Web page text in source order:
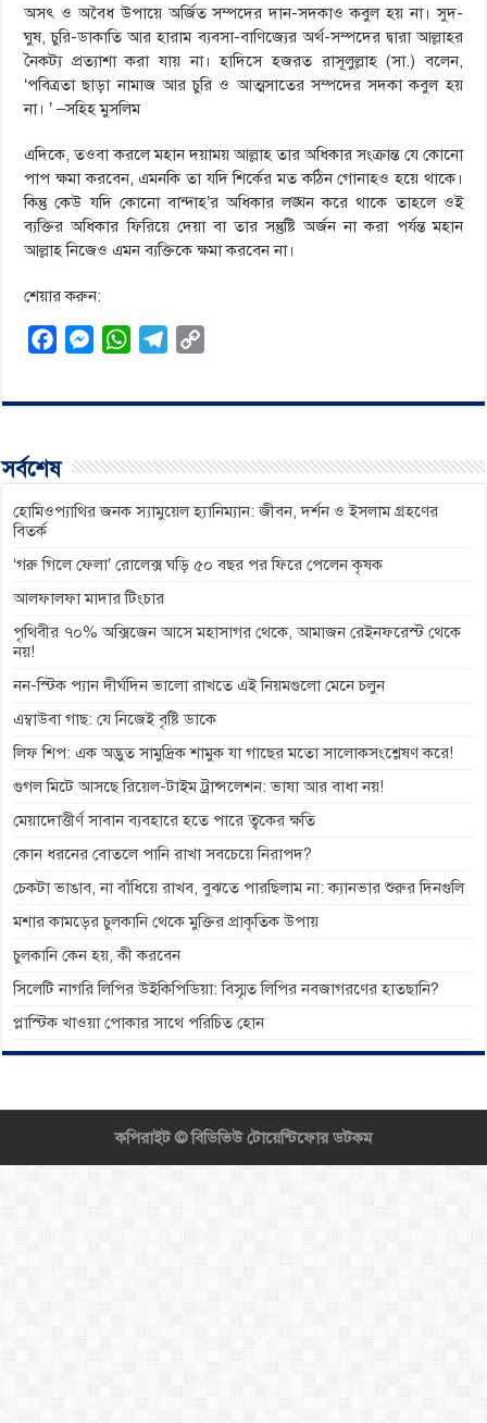
অসৎ ও অবৈধ উপায়ে অর্জিত সম্পদের দান-সদকাও কবুল হয় না। সুদ-
ঘুষ, চুরি-ডাকাতি আর হারাম ব্যবসা-বাণিজ্যের অর্থ-সম্পদের দ্বারা আল্লাহর
নৈকট্য প্রত্যাশা করা যায় না। হাদিসে হজরত রাসূলুল্লাহ (সা.) বলেন,
‘পবিত্রতা ছাড়া নামাজ আর চুরি ও আত্মসাতের সম্পদের সদকা কবুল হয়
না। ’ –সহিহ মুসলিম
এদিকে, তওবা করলে মহান দয়াময় আল্লাহ তার অধিকার সংক্রান্ত যে কোনো
পাপ ক্ষমা করবেন, এমনকি তা যদি শির্কের মত কঠিন গোনাহও হয়ে থাকে।
কিন্তু কেউ যদি কোনো বান্দাহ’র অধিকার লঙ্ঘন করে থাকে তাহলে ওই
ব্যক্তির অধিকার ফিরিয়ে দেয়া বা তার সন্তুষ্টি অর্জন না করা পর্যন্ত মহান
আল্লাহ নিজেও এমন ব্যক্তিকে ক্ষমা করবেন না।
শেয়ার করুন:
o
o
M
n
g
r
W
A
p
r
a
i
n
সর্বশেষ
হোমিওপ্যাথির জনক স্যামুয়েল হ্যানিম্যান: জীবন, দর্শন ও ইসলাম গ্রহণের
বিতর্ক
‘গরু গিলে ফেলা’ রোলেক্স ঘড়ি ৫০ বছর পর ফিরে পেলেন কৃষক
আলফালফা মাদার টিংচার
পৃথিবীর ৭০% অক্সিজেন আসে মহাসাগর থেকে, আমাজন রেইনফরেস্ট থেকে
নয়!
নন-স্টিক প্যান দীর্ঘদিন ভালো রাখতে এই নিয়মগুলো মেনে চলুন
এম্বাউবা গাছ: যে নিজেই বৃষ্টি ডাকে
লিফ শিপ: এক অদ্ভুত সামুদ্রিক শামুক যা গাছের মতো সালোকসংশ্লেষণ করে!
গুগল মিটে আসছে রিয়েল-টাইম ট্রান্সলেশন: ভাষা আর বাধা নয়!
মেয়াদোত্তীর্ণ সাবান ব্যবহারে হতে পারে ত্বকের ক্ষতি
কোন ধরনের বোতলে পানি রাখা সবচেয়ে নিরাপদ?
চেকটা ভাঙাব, না বাঁধিয়ে রাখব, বুঝতে পারছিলাম না: ক্যানভার শুরুর দিনগুলি
মশার কামড়ের চুলকানি থেকে মুক্তির প্রাকৃতিক উপায়
চুলকানি কেন হয়, কী করবেন
সিলেটি নাগরি লিপির উইকিপিডিয়া: বিস্মৃত লিপির নবজাগরণের হাতছানি?
প্লাস্টিক খাওয়া পোকার সাথে পরিচিত হোন
কপিরাইট ©বিডিভিউ টোয়েন্টিফোর ডটকম